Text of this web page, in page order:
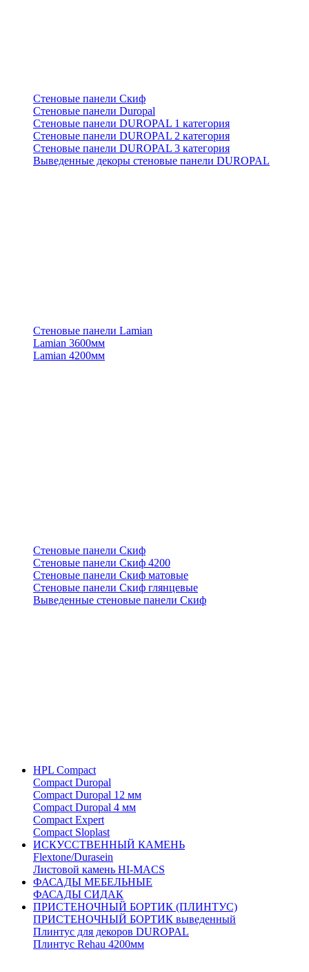
Стеновые панели Скиф
Стеновые панели Duropal
Стеновые панели DUROPAL 1 категория
Стеновые панели DUROPAL 2 категория
Стеновые панели DUROPAL 3 категория
Выведенные декоры стеновые панели DUROPAL
Стеновые панели Lamian
Lamian 3600мм
Lamian 4200мм
Стеновые панели Скиф
Стеновые панели Скиф 4200
Стеновые панели Скиф матовые
Стеновые панели Скиф глянцевые
Выведенные стеновые панели Скиф
HPL Compact
Compact Duropal
Compact Duropal 12 мм
Compact Duropal 4 мм
Compact Expert
Compact Sloplast
ИСКУССТВЕННЫЙ КАМЕНЬ
Flextone/Durasein
Листовой камень HI-MACS
ФАСАДЫ МЕБЕЛЬНЫЕ
ФАСАДЫ СИДАК
ПРИСТЕНОЧНЫЙ БОРТИК (ПЛИНТУС)
ПРИСТЕНОЧНЫЙ БОРТИК выведенный
Плинтус для декоров DUROPAL
Плинтус Rehau 4200мм